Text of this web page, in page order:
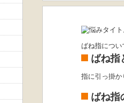
ばね指につい
ばね指
指に引っ掛
ばね指